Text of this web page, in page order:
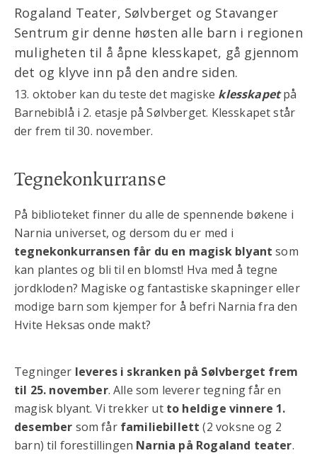
Rogaland Teater, Sølvberget og Stavanger
Sentrum gir denne høsten alle barn i regionen
muligheten til å åpne klesskapet, gå gjennom
det og klyve inn på den andre siden.
13. oktober kan du teste det magiske klesskapet på
Barnebiblå i 2. etasje på Sølvberget. Klesskapet står
der frem til 30. november.
Tegnekonkurranse
På biblioteket finner du alle de spennende bøkene i
Narnia universet, og dersom du er med i
tegnekonkurransen får du en magisk blyant som
kan plantes og bli til en blomst! Hva med å tegne
jordkloden? Magiske og fantastiske skapninger eller
modige barn som kjemper for å befri Narnia fra den
Hvite Heksas onde makt?
Tegninger leveres i skranken på Sølvberget frem
til 25. november. Alle som leverer tegning får en
magisk blyant. Vi trekker utto heldige vinnere 1.
desember som får familiebillett (2 voksne og 2
barn) til forestillingen Narnia på Rogaland teater.